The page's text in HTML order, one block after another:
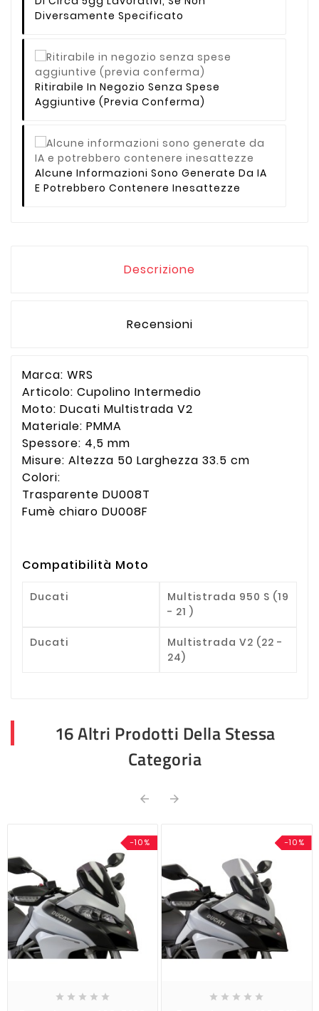
Diversamente Specificato
Ritirabile In Negozio Senza Spese
Aggiuntive (previa Conferma)
Alcune Informazioni Sono Generate Da IA
E Potrebbero Contenere Inesattezze
Descrizione
Recensioni
Marca: WRS
Articolo: Cupolino Intermedio
Moto: Ducati Multistrada V2
Materiale: PMMA
Spessore: 4,5 mm
Misure: Altezza 50 Larghezza 33.5 cm
Colori:
Trasparente DU008T
Fumè chiaro DU008F
Compatibilità Moto
Ducati
Multistrada 950 S (19
- 21 )
Ducati
Multistrada V2 (22 -
24)
16 Altri Prodotti Della Stessa
Categoria
 
-10%
    
-10%
    